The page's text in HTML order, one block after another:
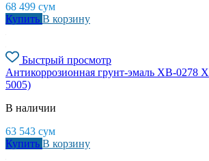
68 499 сум
Купить В корзину
Быстрый просмотр
Антикоррозионная грунт-эмаль ХВ-0278
5005)
В наличии
63 543 сум
Купить В корзину